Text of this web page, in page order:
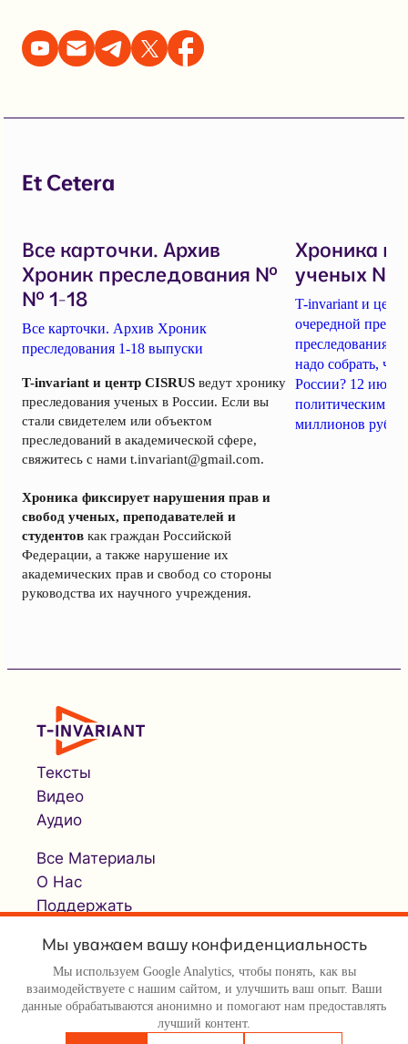
Et Cetera
Все карточки. Архив
Хроник преследования №
№ 1-18
Все карточки. Архив Хроник
преследования 1-18 выпуски
T-invariant и центр CISRUS ведут хронику
преследования ученых в России. Если вы
стали свидетелем или объектом
преследований в академической сфере,
свяжитесь с нами t.invariant@gmail.com.
Хроника фиксирует нарушения прав и
свобод ученых, преподавателей и
студентов как граждан Российской
Федерации, а также нарушение их
академических прав и свобод со стороны
руководства их научного учреждения.
Хроника
ученых №
T-invariant и
очередной
преследования
надо собрать,
России? 12
политическим
миллионов
Тексты
Видео
Аудио
Все Материалы
О Нас
Поддержать
Мы уважаем вашу конфиденциальность
Мы используем Google Analytics, чтобы понять, как вы
взаимодействуете с нашим сайтом, и улучшить ваш опыт. Ваши
данные обрабатываются анонимно и помогают нам предоставлять
лучший контент.